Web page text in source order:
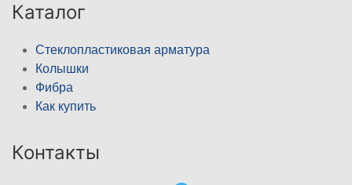
Каталог
Стеклопластиковая арматура
Колышки
Фибра
Как купить
Контакты